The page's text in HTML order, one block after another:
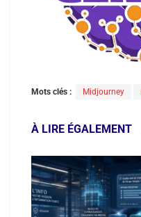
Mots clés : Midjourney
À LIRE ÉGALEMENT